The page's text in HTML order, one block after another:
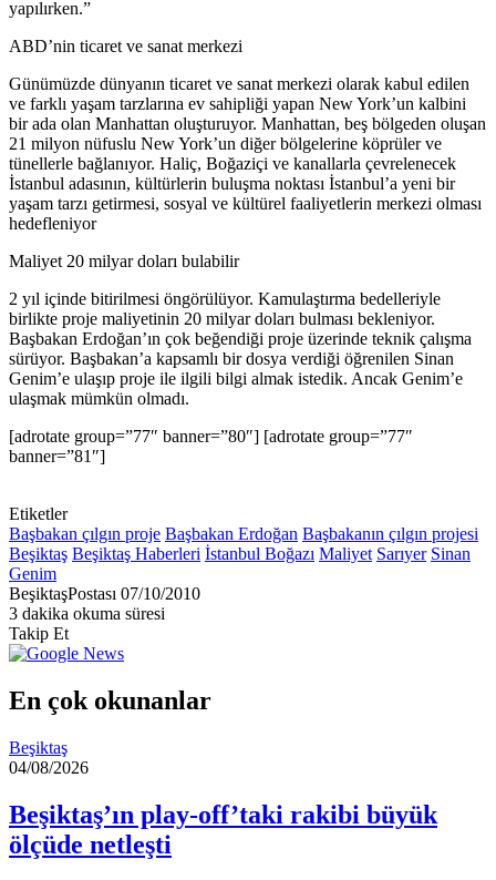
yapılırken.”
ABD’nin ticaret ve sanat merkezi
Günümüzde dünyanın ticaret ve sanat merkezi olarak kabul edilen
ve farklı yaşam tarzlarına ev sahipliği yapan New York’un kalbini
bir ada olan Manhattan oluşturuyor. Manhattan, beş bölgeden oluşan
21 milyon nüfuslu New York’un diğer bölgelerine köprüler ve
tünellerle bağlanıyor. Haliç, Boğaziçi ve kanallarla çevrelenecek
İstanbul adasının, kültürlerin buluşma noktası İstanbul’a yeni bir
yaşam tarzı getirmesi, sosyal ve kültürel faaliyetlerin merkezi olması
hedefleniyor
Maliyet 20 milyar doları bulabilir
2 yıl içinde bitirilmesi öngörülüyor. Kamulaştırma bedelleriyle
birlikte proje maliyetinin 20 milyar doları bulması bekleniyor.
Başbakan Erdoğan’ın çok beğendiği proje üzerinde teknik çalışma
sürüyor. Başbakan’a kapsamlı bir dosya verdiği öğrenilen Sinan
Genim’e ulaşıp proje ile ilgili bilgi almak istedik. Ancak Genim’e
ulaşmak mümkün olmadı.
[adrotate group=”77″ banner=”80″] [adrotate group=”77″
banner=”81″]
Etiketler
Başbakan çılgın proje Başbakan Erdoğan Başbakanın çılgın projesi
Beşiktaş Beşiktaş Haberleri İstanbul Boğazı Maliyet Sarıyer Sinan
Genim
BeşiktaşPostası Bir
e-
göndermek
07/10/2010
3 dakika okuma süresi
Takip Et
En çok okunanlar
Beşiktaş
04/08/2026
Beşiktaş’ın play-off’taki rakibi büyük
ölçüde netleşti